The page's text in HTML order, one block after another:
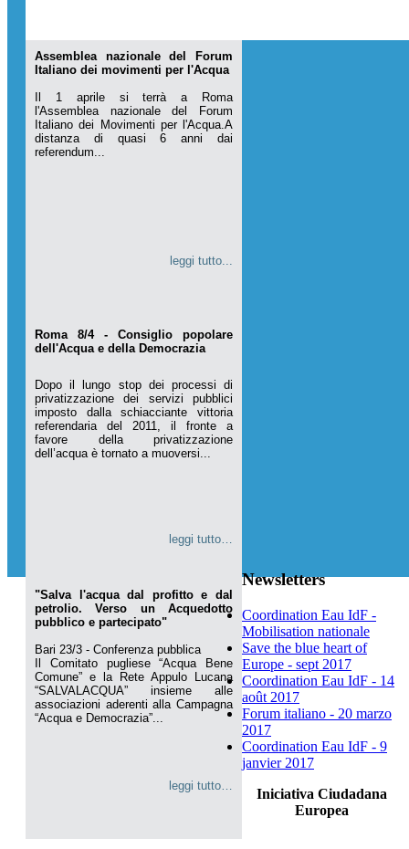
Assemblea nazionale del Forum
Italiano dei movimenti per l'Acqua
Il 1 aprile si terrà a Roma
l'Assemblea nazionale del Forum
Italiano dei Movimenti per l'Acqua.A
distanza di quasi 6 anni dai
referendum...
leggi tutto...
Roma 8/4 - Consiglio popolare
dell'Acqua e della Democrazia
Dopo il lungo stop dei processi di
privatizzazione dei servizi pubblici
imposto dalla schiacciante vittoria
referendaria del 2011, il fronte a
favore della privatizzazione
dell’acqua è tornato a muoversi...
leggi tutto…
"Salva l'acqua dal profitto e dal
petrolio. Verso un Acquedotto
pubblico e partecipato"
Bari 23/3 - Conferenza pubblica
Il Comitato pugliese “Acqua Bene
Comune” e la Rete Appulo Lucana
“SALVALACQUA” insieme alle
associazioni aderenti alla Campagna
“Acqua e Democrazia”...
leggi tutto…
Newsletters
Coordination Eau IdF -
Mobilisation nationale
Save the blue heart of
Europe - sept 2017
Coordination Eau IdF - 14
août 2017
Forum italiano - 20 marzo
2017
Coordination Eau IdF - 9
janvier 2017
Iniciativa Ciudadana
Europea